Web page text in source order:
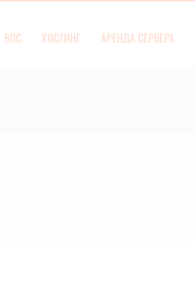
ВПС ХОСТИНГ АРЕНДА СЕРВЕРА